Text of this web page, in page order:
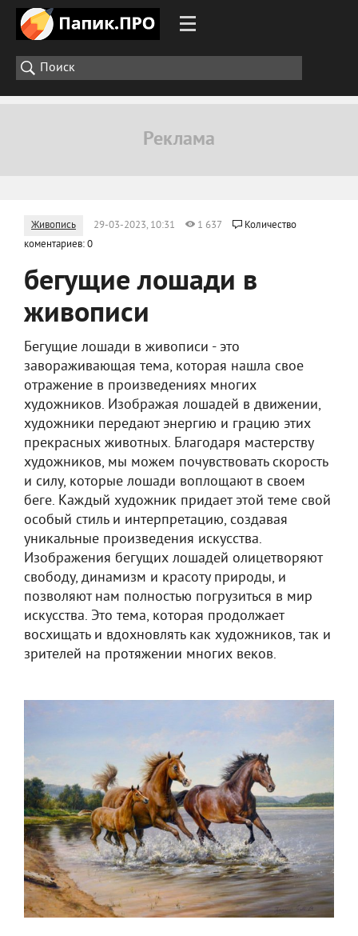
Живопись 29-03-2023, 10:31 1 637
Количество
коментариев: 0
бегущие лошади в
живописи
Бегущие лошади в живописи - это
завораживающая тема, которая нашла свое
отражение в произведениях многих
художников. Изображая лошадей в движении,
художники передают энергию и грацию этих
прекрасных животных. Благодаря мастерству
художников, мы можем почувствовать скорость
и силу, которые лошади воплощают в своем
беге. Каждый художник придает этой теме свой
особый стиль и интерпретацию, создавая
уникальные произведения искусства.
Изображения бегущих лошадей олицетворяют
свободу, динамизм и красоту природы, и
позволяют нам полностью погрузиться в мир
искусства. Это тема, которая продолжает
восхищать и вдохновлять как художников, так и
зрителей на протяжении многих веков.